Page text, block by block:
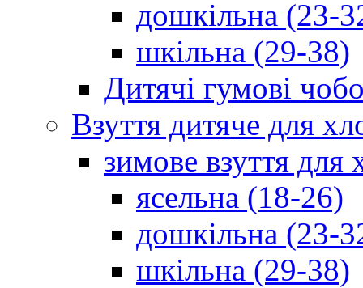
дошкільна (23-
шкільна (29-38)
Дитячі гумові
Взуття дитяче для
зимове взуття для
ясельна (18-26)
дошкільна (23-
шкільна (29-38)